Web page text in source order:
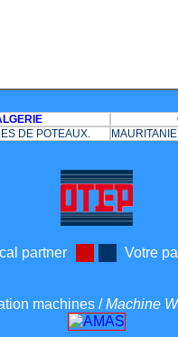
DE POTEAUX.
partner Votre
machines /Machine